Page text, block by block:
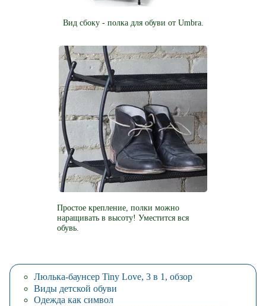
Вид сбоку - полка для обуви от Umbra.
Простое крепление, полки можно
наращивать в высоту! Уместится вся
обувь.
Люлька-баунсер Tiny Love, 3 в 1, обзор
Виды детской обуви
Одежда как символ